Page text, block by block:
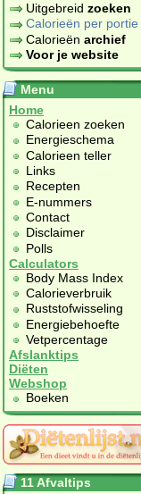
Uitgebreid zoeken
Calorieën per portie
Calorieën archief
Voor je website
Menu
Home
Calorieen zoeken
Energieschema
Calorieen teller
Links
Recepten
E-nummers
Contact
Disclaimer
Polls
Calculators
Body Mass Index
Calorieverbruik
Ruststofwisseling
Energiebehoefte
Vetpercentage
Afslanktips
Diëten
Webshop
Boeken
11 Afvaltips